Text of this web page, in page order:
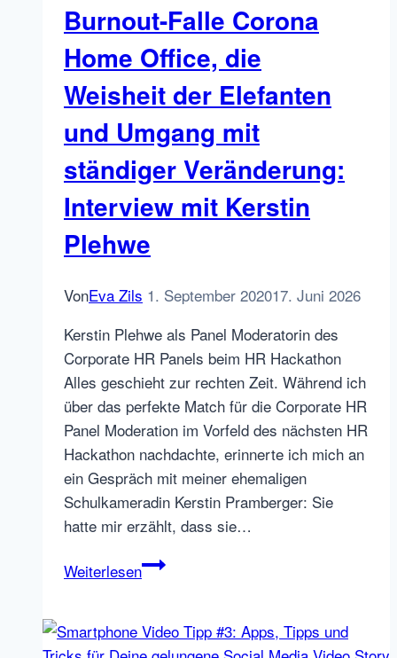
1
–
Grundausstattung
Burnout-Falle Corona
Home Office, die
Weisheit der Elefanten
und Umgang mit
ständiger Veränderung:
Interview mit Kerstin
Plehwe
VonEva Zils 1. September 202017. Juni 2026
Kerstin Plehwe als Panel Moderatorin des
Corporate HR Panels beim HR Hackathon
Alles geschieht zur rechten Zeit. Während ich
über das perfekte Match für die Corporate HR
Panel Moderation im Vorfeld des nächsten HR
Hackathon nachdachte, erinnerte ich mich an
ein Gespräch mit meiner ehemaligen
Schulkameradin Kerstin Pramberger: Sie
hatte mir erzählt, dass sie…
WeiterlesenBurnout-
Home